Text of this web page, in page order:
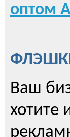
оптом
Ваш
хотите